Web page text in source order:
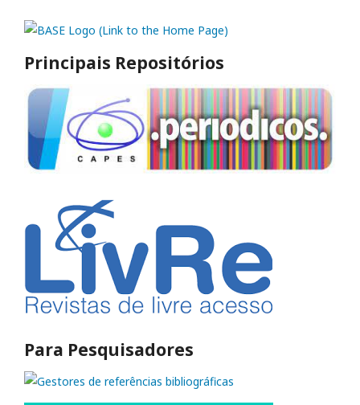
Principais Repositórios
Para Pesquisadores